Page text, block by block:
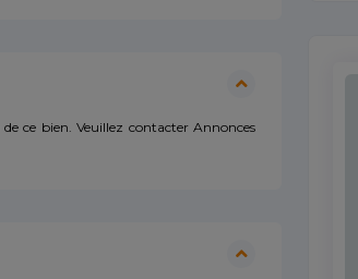
ce bien. Veuillez contacter Annonces